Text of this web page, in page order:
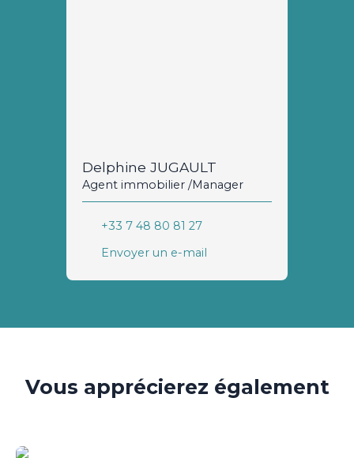
Delphine JUGAULT
Agent immobilier /Manager
+33 7 48 80 81 27
Envoyer un e-mail
Vous apprécierez également